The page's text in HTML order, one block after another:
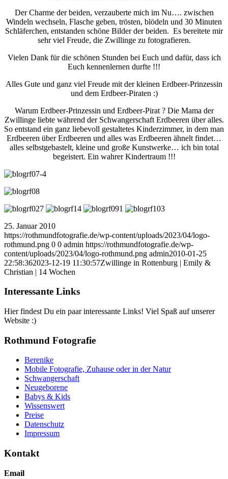
Der Charme der beiden, verzauberte mich im Nu…. zwischen
Windeln wechseln, Flasche geben, trösten, blödeln und 30 Minuten
Schläferchen, entstanden schöne Bilder der beiden. Es bereitete mir
sehr viel Freude, die Zwillinge zu fotografieren.
Vielen Dank für die schönen Stunden bei Euch und dafür, dass ich
Euch kennenlernen durfte !!!
Alles Gute und ganz viel Freude mit der kleinen Erdbeer-Prinzessin
und dem Erdbeer-Piraten :)
Warum Erdbeer-Prinzessin und Erdbeer-Pirat ? Die Mama der
Zwillinge liebte während der Schwangerschaft Erdbeeren über alles.
So entstand ein ganz liebevoll gestaltetes Kinderzimmer, in dem man
Erdbeeren über Erdbeeren und alles was Erdbeeren ähnelt findet…
alles selbstgebastelt, kleine und große Kunstwerke… ich bin total
begeistert. Ein wahrer Kindertraum !!!
25. Januar 2010
https://rothmundfotografie.de/wp-content/uploads/2023/04/logo-
rothmund.png 0 0 admin https://rothmundfotografie.de/wp-
content/uploads/2023/04/logo-rothmund.png admin2010-01-25
22:58:362023-12-19 11:30:57Zwillinge in Rottenburg | Emily &
Christian | 14 Wochen
Interessante Links
Hier findest Du ein paar interessante Links! Viel Spaß auf unserer
Website :)
Rothmund Fotografie
Berenike
Mobile Fotografie, Zuhause oder in der Natur
Schwangerschaft
Neugeborene
Babys & Kids
Wissenswert
Preise
Datenschutz
Impressum
Kontakt
Email